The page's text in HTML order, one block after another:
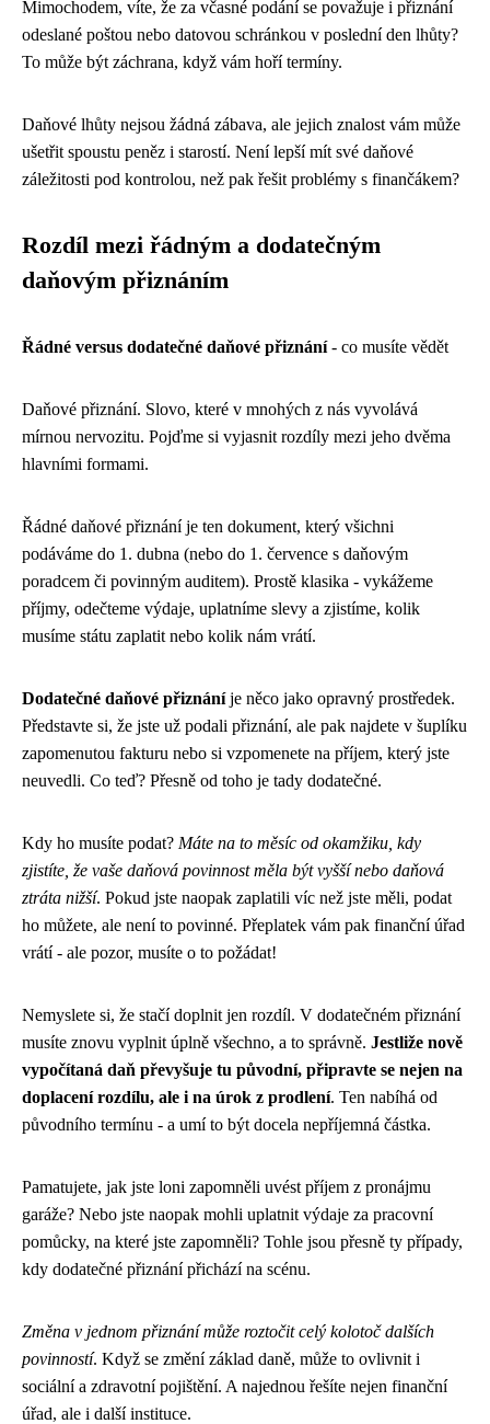
Mimochodem, víte, že za včasné podání se považuje i přiznání
odeslané poštou nebo datovou schránkou v poslední den lhůty?
To může být záchrana, když vám hoří termíny.
Daňové lhůty nejsou žádná zábava, ale jejich znalost vám může
ušetřit spoustu peněz i starostí. Není lepší mít své daňové
záležitosti pod kontrolou, než pak řešit problémy s finančákem?
Rozdíl mezi řádným a dodatečným
daňovým přiznáním
Řádné versus dodatečné daňové přiznání- co musíte vědět
Daňové přiznání. Slovo, které v mnohých z nás vyvolává
mírnou nervozitu. Pojďme si vyjasnit rozdíly mezi jeho dvěma
hlavními formami.
Řádné daňové přiznání je ten dokument, který všichni
podáváme do 1. dubna (nebo do 1. července s daňovým
poradcem či povinným auditem). Prostě klasika - vykážeme
příjmy, odečteme výdaje, uplatníme slevy a zjistíme, kolik
musíme státu zaplatit nebo kolik nám vrátí.
Dodatečné daňové přiznáníje něco jako opravný prostředek.
Představte si, že jste už podali přiznání, ale pak najdete v šuplíku
zapomenutou fakturu nebo si vzpomenete na příjem, který jste
neuvedli. Co teď? Přesně od toho je tady dodatečné.
Kdy ho musíte podat? Máte na to měsíc od okamžiku, kdy
zjistíte, že vaše daňová povinnost měla být vyšší nebo daňová
ztráta nižší. Pokud jste naopak zaplatili víc než jste měli, podat
ho můžete, ale není to povinné. Přeplatek vám pak finanční úřad
vrátí - ale pozor, musíte o to požádat!
Nemyslete si, že stačí doplnit jen rozdíl. V dodatečném přiznání
musíte znovu vyplnit úplně všechno, a to správně. Jestliže nově
vypočítaná daň převyšuje tu původní, připravte se nejen na
doplacení rozdílu, ale i na úrok z prodlení. Ten nabíhá od
původního termínu - a umí to být docela nepříjemná částka.
Pamatujete, jak jste loni zapomněli uvést příjem z pronájmu
garáže? Nebo jste naopak mohli uplatnit výdaje za pracovní
pomůcky, na které jste zapomněli? Tohle jsou přesně ty případy,
kdy dodatečné přiznání přichází na scénu.
Změna v jednom přiznání může roztočit celý kolotoč dalších
povinností. Když se změní základ daně, může to ovlivnit i
sociální a zdravotní pojištění. A najednou řešíte nejen finanční
úřad, ale i další instituce.